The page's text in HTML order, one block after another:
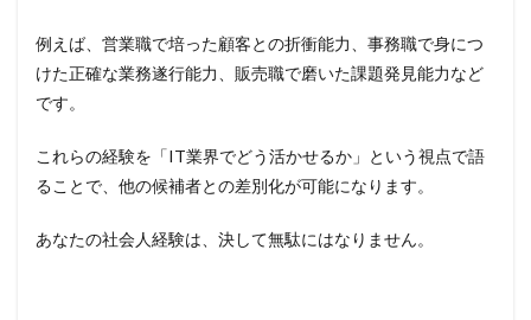
例えば、営業職で培った顧客との折衝能力、事務職で身につ
けた正確な業務遂行能力、販売職で磨いた課題発見能力など
です。
これらの経験を「IT業界でどう活かせるか」という視点で語
ることで、他の候補者との差別化が可能になります。
あなたの社会人経験は、決して無駄にはなりません。